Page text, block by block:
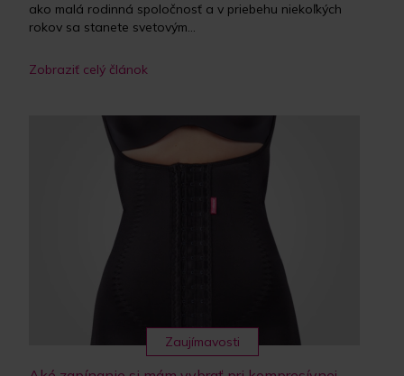
ako malá rodinná spoločnosť a v priebehu niekoľkých
rokov sa stanete svetovým...
Zobraziť celý článok
Zaujímavosti